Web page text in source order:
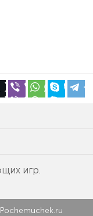
игр.